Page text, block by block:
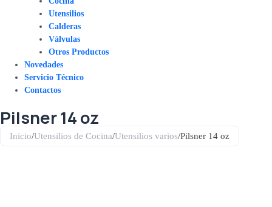
Utensilios
Calderas
Válvulas
Otros Productos
Novedades
Servicio Técnico
Contactos
Pilsner 14 oz
Inicio/Utensilios de Cocina/Utensilios varios/Pilsner 14 oz